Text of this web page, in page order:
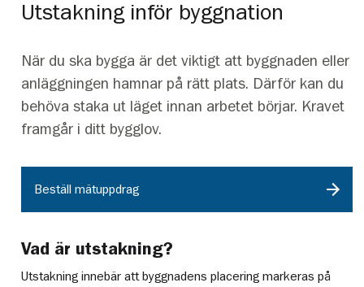
Utstakning inför byggnation
När du ska bygga är det viktigt att byggnaden eller
anläggningen hamnar på rätt plats. Därför kan du
behöva staka ut läget innan arbetet börjar. Kravet
framgår i ditt bygglov.
Beställ mätuppdrag
Vad är utstakning?
Utstakning innebär att byggnadens placering markeras på